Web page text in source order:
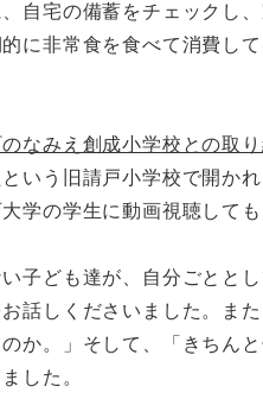
自宅の備蓄をチェックし
に非常食を食べて消費し
なみえ創成小学校との取
いう旧請戸小学校で開か
学の学生に動画視聴しても
子ども達が、自分ごとと
話しくださいました。ま
か。」そして、「きちん
した。